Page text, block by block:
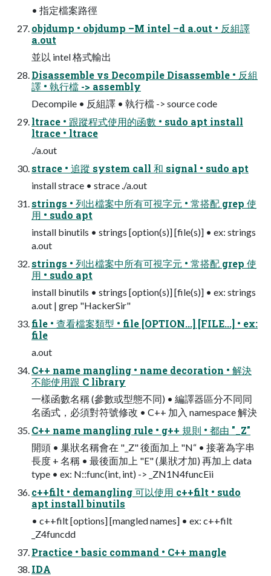
• 指定檔案路徑
objdump • objdump –M intel –d a.out • 反組譯
a.out
並以 intel 格式輸出
Disassemble vs Decompile Disassemble • 反組
譯 • 執行檔 -> assembly
Decompile • 反組譯 • 執行檔 -> source code
ltrace • 跟蹤程式使用的函數 • sudo apt install
ltrace • ltrace
./a.out
strace • 追蹤 system call 和 signal • sudo apt
install strace • strace ./a.out
strings • 列出檔案中所有可視字元 • 常搭配 grep 使
用 • sudo apt
install binutils • strings [option(s)] [file(s)] • ex: strings
a.out
strings • 列出檔案中所有可視字元 • 常搭配 grep 使
用 • sudo apt
install binutils • strings [option(s)] [file(s)] • ex: strings
a.out | grep "HackerSir"
file • 查看檔案類型 • file [OPTION...] [FILE...] • ex:
file
a.out
C++ name mangling • name decoration • 解決
不能使用跟 C library
一樣函數名稱 (參數或型態不同) • 編譯器區分不同同
名函式，必須對符號修改 • C++ 加入 namespace 解決
C++ name mangling rule • g++ 規則 • 都由 "_Z"
開頭 • 巢狀名稱會在 "_Z" 後面加上 "N“ • 接著為字串
長度 + 名稱 • 最後面加上 "E" (巢狀才加) 再加上 data
type • ex: N::func(int, int) -> _ZN1N4funcEii
c++filt • demangling 可以使用 c++filt • sudo
apt install binutils
• c++filt [options] [mangled names] • ex: c++filt
_Z4funcdd
Practice • basic command • C++ mangle
IDA